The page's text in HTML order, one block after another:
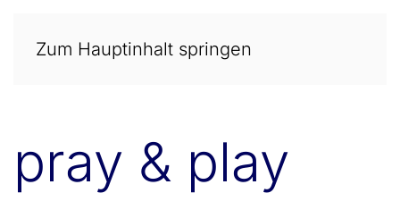
Zum Hauptinhalt springen
pray & play